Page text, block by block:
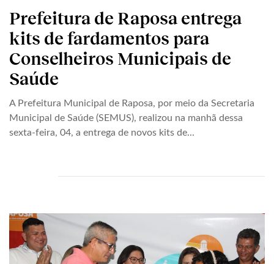
Prefeitura de Raposa entrega
kits de fardamentos para
Conselheiros Municipais de
Saúde
A Prefeitura Municipal de Raposa, por meio da Secretaria
Municipal de Saúde (SEMUS), realizou na manhã dessa
sexta-feira, 04, a entrega de novos kits de...